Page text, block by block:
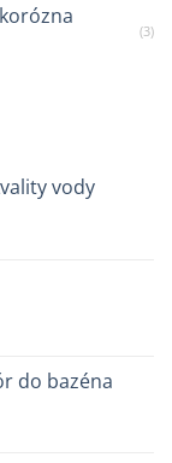
(3)
vody
do bazéna